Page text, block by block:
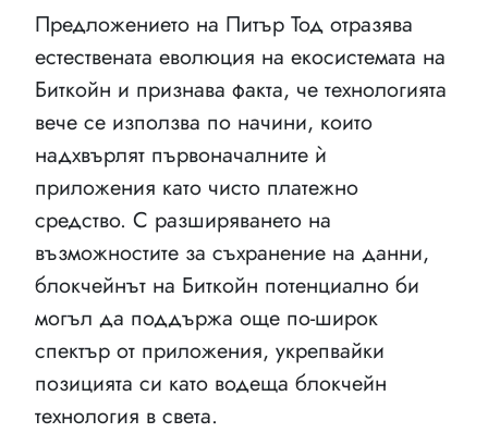
Предложението на Питър Тод отразява
естествената еволюция на екосистемата на
Биткойн и признава факта, че технологията
вече се използва по начини, които
надхвърлят първоначалните ѝ
приложения като чисто платежно
средство. С разширяването на
възможностите за съхранение на данни,
блокчейнът на Биткойн потенциално би
могъл да поддържа още по-широк
спектър от приложения, укрепвайки
позицията си като водеща блокчейн
технология в света.